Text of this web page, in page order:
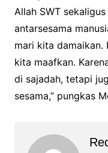
Allah SWT
antarsesama
mari kita damaikan.
kita maafkan.
di sajadah, tetapi
sesama,” pungkas